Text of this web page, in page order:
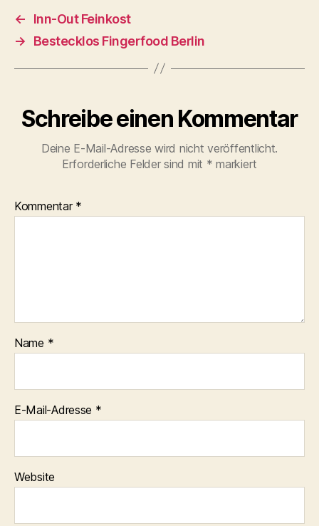
←
Inn-Out Feinkost
→
Bestecklos Fingerfood Berlin
Schreibe einen Kommentar
Deine E-Mail-Adresse wird nicht veröffentlicht.
Erforderliche Felder sind mit * markiert
Kommentar *
Name *
E-Mail-Adresse *
Website